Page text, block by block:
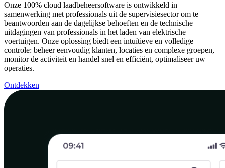
Onze 100% cloud laadbeheersoftware is ontwikkeld in
samenwerking met professionals uit de supervisiesector om te
beantwoorden aan de dagelijkse behoeften en de technische
uitdagingen van professionals in het laden van elektrische
voertuigen. Onze oplossing biedt een intuïtieve en volledige
controle: beheer eenvoudig klanten, locaties en complexe groepen,
monitor de activiteit en handel snel en efficiënt, optimaliseer uw
operaties.
Ontdekken